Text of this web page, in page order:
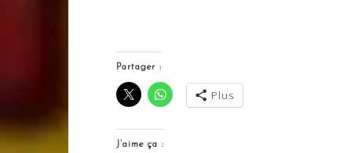
Partager :
Plus
J’aime ça :